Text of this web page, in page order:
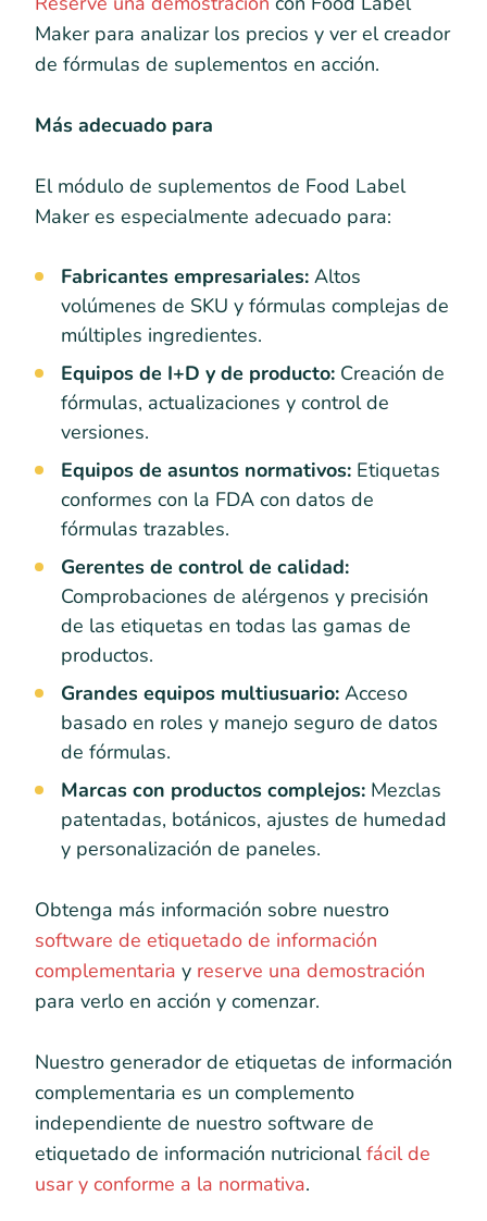
Maker para analizar los precios y ver el creador
de fórmulas de suplementos en acción.
Más adecuado para
El módulo de suplementos de Food Label
Maker es especialmente adecuado para:
Fabricantes empresariales: Altos
volúmenes de SKU y fórmulas complejas de
múltiples ingredientes.
Equipos de I+D y de producto: Creación de
fórmulas, actualizaciones y control de
versiones.
Equipos de asuntos normativos: Etiquetas
conformes con la FDA con datos de
fórmulas trazables.
Gerentes de control de calidad:
Comprobaciones de alérgenos y precisión
de las etiquetas en todas las gamas de
productos.
Grandes equipos multiusuario: Acceso
basado en roles y manejo seguro de datos
de fórmulas.
Marcas con productos complejos: Mezclas
patentadas, botánicos, ajustes de humedad
y personalización de paneles.
Obtenga más información sobre nuestro
software de etiquetado de información
complementaria y reserve una demostración
para verlo en acción y comenzar.
Nuestro generador de etiquetas de información
complementaria es un complemento
independiente de nuestro software de
etiquetado de información nutricionalfácil de
usar y conforme a la normativa.